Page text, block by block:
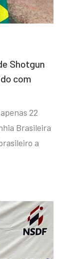
Shotgun
com
22
Brasileira
a